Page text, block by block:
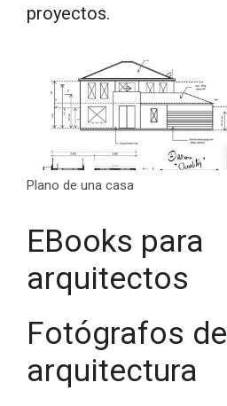
proyectos.
Plano de una casa
EBooks para
arquitectos
Fotógrafos de
arquitectura